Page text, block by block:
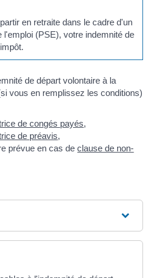
en retraite dans le cadre d'un
l'emploi (PSE), votre indemnité de
de départ volontaire à la
vous en remplissez les conditions)
de congés payés,
de préavis,
prévue en cas declause de non-